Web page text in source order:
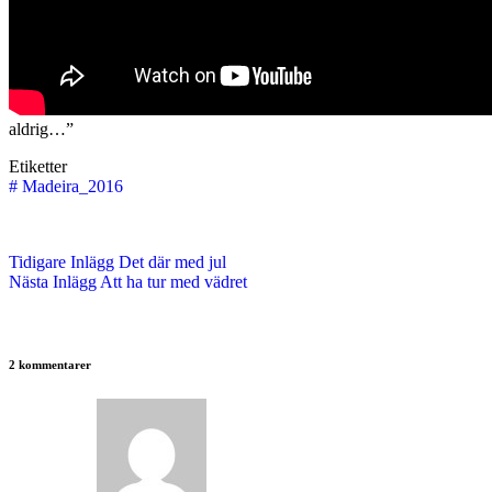
aldrig…”
Etiketter
# Madeira_2016
Tidigare Inlägg Det där med jul
Nästa Inlägg Att ha tur med vädret
2 kommentarer